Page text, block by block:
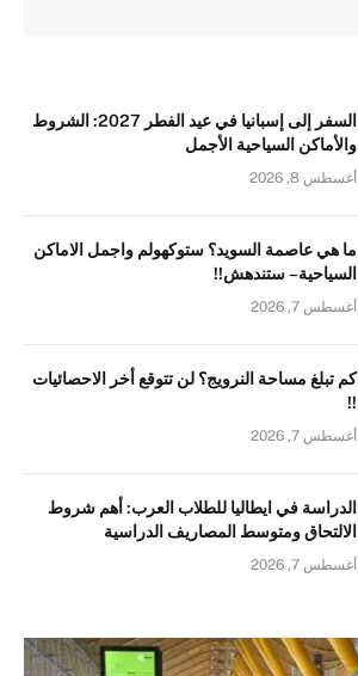
السفر إلى إسبانيا في عيد الفطر 2027: الشروط
والأماكن السياحية الأجمل
أغسطس 8, 2026
ما هي عاصمة السويد؟ ستوكهولم واجمل الاماكن
السياحية – ستندهش!!
أغسطس 7, 2026
كم تبلغ مساحة النرويج؟ لن تتوقع أخر الاحصائيات
!!
أغسطس 7, 2026
الدراسة في ايطاليا للطلاب العرب: أهم شروط
الالتحاق ومتوسط المصاريف الدراسية
أغسطس 7, 2026